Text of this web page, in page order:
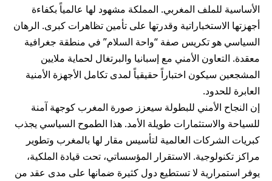
الأساسية للملف المغربي. المملكة مشهود لها عالمياً بكفاءة
أجهزتها الاستخباراتية وقدرتها على تأمين تظاهرات كبرى. الرهان
السياسي هو تكريس صفة “واحة السلام” في منطقة جغرافية
معقدة. التعاون الأمني مع إسبانيا والبرتغال لحماية ملايين
المشجعين سيكون اختباراً حقيقياً لمدى تكامل الأجهزة الأمنية
العابرة للحدود.
إن النجاح الأمني للبطولة سيعزز صورة المغرب كوجهة آمنة
للسياحة والاستثمارات طويلة الأمد. هذا الطموح السياسي يجذب
كبريات الشركات العالمية لتأسيس مقار لها بالمغرب وتطوير
مراكز تكنولوجية. الاستقرار المؤسساتي، تحت قيادة الملكية،
يوفر استمرارية لا تستطيع دول كثيرة ضمانها على مدى عقد من